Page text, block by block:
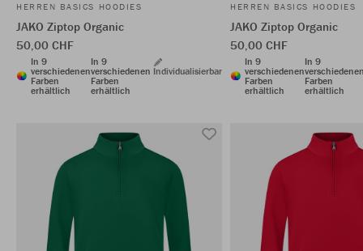
HERREN BASICS HOODIES
JAKO Ziptop Organic
50,00 CHF
In 9
verschiedenen
Farben
erhältlich
In 9
verschiedenen
Farben
erhältlich
Individualisierbar
HERREN BASICS HOODIES
JAKO Ziptop Organic
50,00 CHF
In 9
verschiedenen
Farben
erhältlich
In 9
Farben
erhältlich